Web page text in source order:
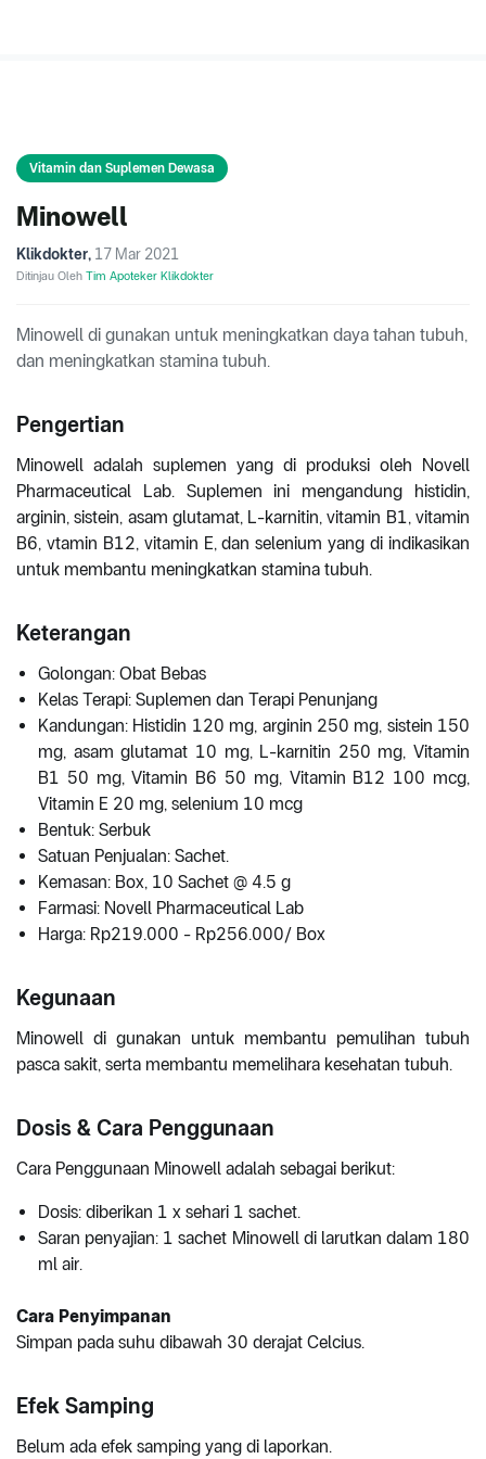
Vitamin dan Suplemen Dewasa
Minowell
Klikdokter, 17 Mar 2021
Ditinjau Oleh Tim Apoteker Klikdokter
Minowell di gunakan untuk meningkatkan daya tahan tubuh,
dan meningkatkan stamina tubuh.
Pengertian
Minowell adalah suplemen yang di produksi oleh Novell
Pharmaceutical Lab. Suplemen ini mengandung histidin,
arginin, sistein, asam glutamat, L-karnitin, vitamin B1, vitamin
B6, vtamin B12, vitamin E, dan selenium yang di indikasikan
untuk membantu meningkatkan stamina tubuh.
Keterangan
Golongan: Obat Bebas
Kelas Terapi: Suplemen dan Terapi Penunjang
Kandungan: Histidin 120 mg, arginin 250 mg, sistein 150
mg, asam glutamat 10 mg, L-karnitin 250 mg, Vitamin
B1 50 mg, Vitamin B6 50 mg, Vitamin B12 100 mcg,
Vitamin E 20 mg, selenium 10 mcg
Bentuk: Serbuk
Satuan Penjualan: Sachet.
Kemasan: Box, 10 Sachet @ 4.5 g
Farmasi: Novell Pharmaceutical Lab
Harga: Rp219.000 - Rp256.000/ Box
Kegunaan
Minowell di gunakan untuk membantu pemulihan tubuh
pasca sakit, serta membantu memelihara kesehatan tubuh.
Dosis & Cara Penggunaan
Cara Penggunaan Minowell adalah sebagai berikut:
Dosis: diberikan 1 x sehari 1 sachet.
Saran penyajian: 1 sachet Minowell di larutkan dalam 180
ml air.
Cara Penyimpanan
Simpan pada suhu dibawah 30 derajat Celcius.
Efek Samping
Belum ada efek samping yang di laporkan.